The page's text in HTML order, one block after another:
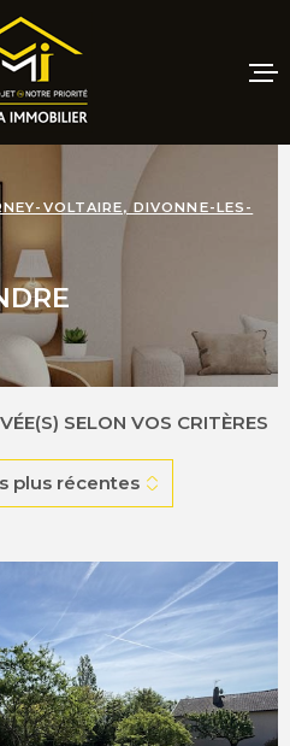
TERRAINS
NEUFS
ESTIMER
VENDRE
VOLTAIRE, DIVONNE-LES-
SELON VOS CRITÈRES
plus récentes